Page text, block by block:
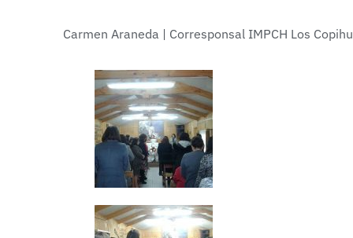
Carmen Araneda | Corresponsal IMPCH Los